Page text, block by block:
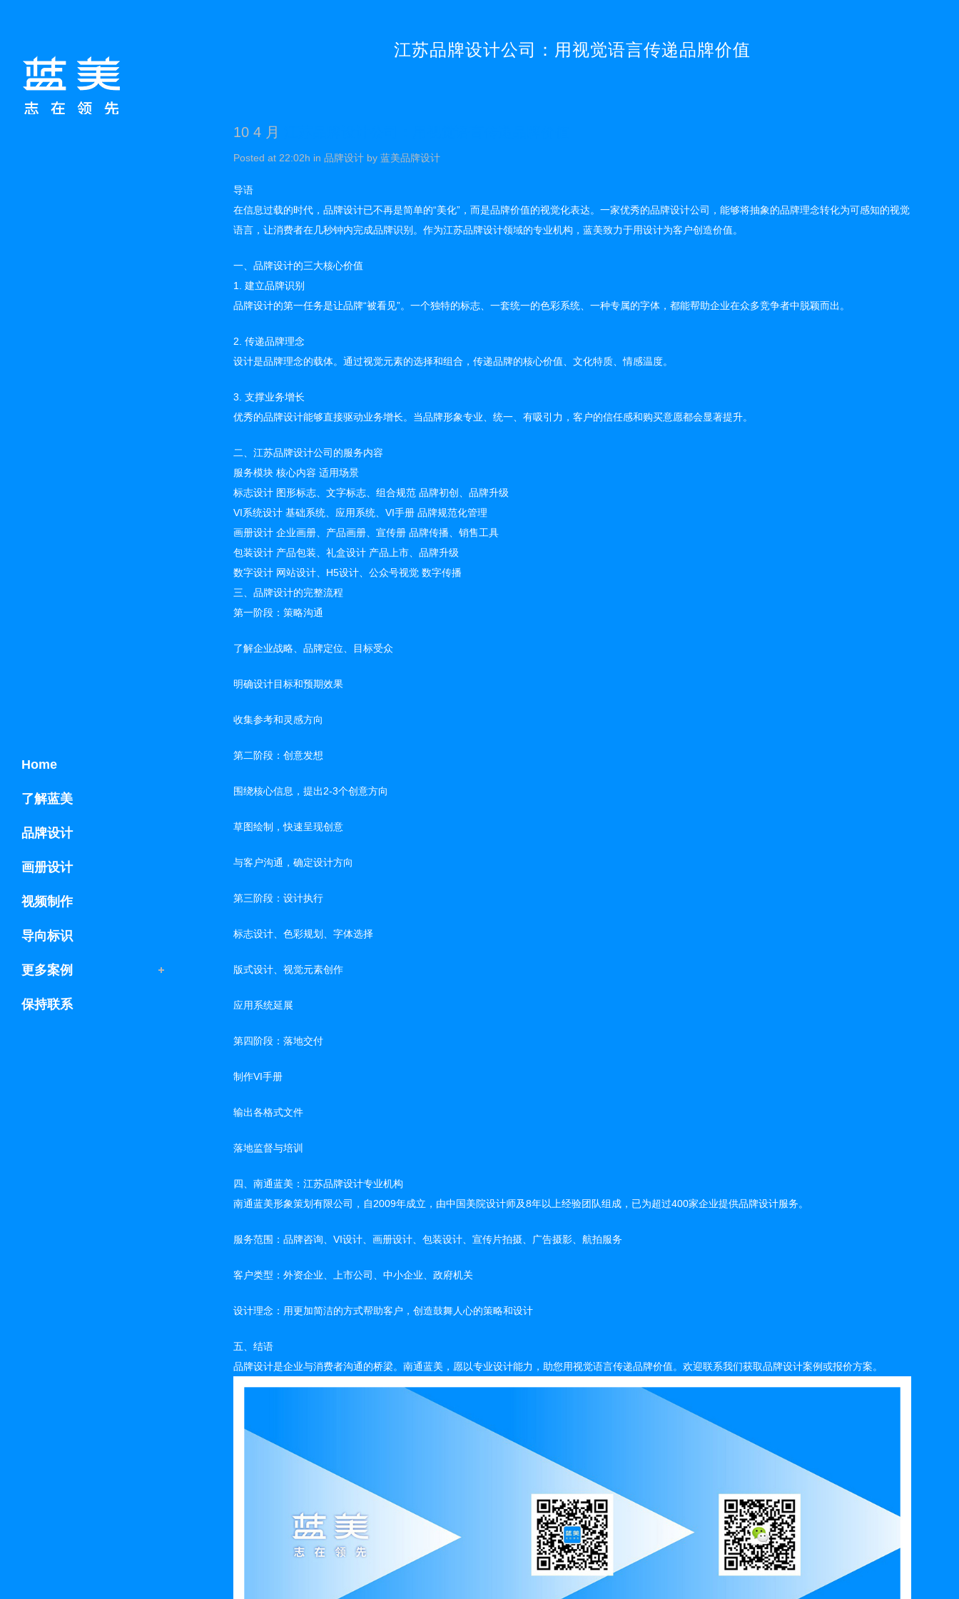
Home
了解蓝美
品牌设计
画册设计
视频制作
导向标识
更多案例
保持联系
江苏品牌设计公司：用视觉语言传递品牌价值
10 4 月
Posted at 22:02h in 品牌设计 by 蓝美品牌设计
导语
在信息过载的时代，品牌设计已不再是简单的“美化”，而是品牌价值的视觉化表达。一家优秀的品牌设计公司，能够将抽象的品牌理念转化为可感知的视觉
语言，让消费者在几秒钟内完成品牌识别。作为江苏品牌设计领域的专业机构，蓝美致力于用设计为客户创造价值。
一、品牌设计的三大核心价值
1. 建立品牌识别
品牌设计的第一任务是让品牌“被看见”。一个独特的标志、一套统一的色彩系统、一种专属的字体，都能帮助企业在众多竞争者中脱颖而出。
2. 传递品牌理念
设计是品牌理念的载体。通过视觉元素的选择和组合，传递品牌的核心价值、文化特质、情感温度。
3. 支撑业务增长
优秀的品牌设计能够直接驱动业务增长。当品牌形象专业、统一、有吸引力，客户的信任感和购买意愿都会显著提升。
二、江苏品牌设计公司的服务内容
服务模块 核心内容 适用场景
标志设计 图形标志、文字标志、组合规范 品牌初创、品牌升级
VI系统设计 基础系统、应用系统、VI手册 品牌规范化管理
画册设计 企业画册、产品画册、宣传册 品牌传播、销售工具
包装设计 产品包装、礼盒设计 产品上市、品牌升级
数字设计 网站设计、H5设计、公众号视觉 数字传播
三、品牌设计的完整流程
第一阶段：策略沟通
了解企业战略、品牌定位、目标受众
明确设计目标和预期效果
收集参考和灵感方向
第二阶段：创意发想
围绕核心信息，提出2-3个创意方向
草图绘制，快速呈现创意
与客户沟通，确定设计方向
第三阶段：设计执行
标志设计、色彩规划、字体选择
版式设计、视觉元素创作
应用系统延展
第四阶段：落地交付
制作VI手册
输出各格式文件
落地监督与培训
四、南通蓝美：江苏品牌设计专业机构
南通蓝美形象策划有限公司，自2009年成立，由中国美院设计师及8年以上经验团队组成，已为超过400家企业提供品牌设计服务。
服务范围：品牌咨询、VI设计、画册设计、包装设计、宣传片拍摄、广告摄影、航拍服务
客户类型：外资企业、上市公司、中小企业、政府机关
设计理念：用更加简洁的方式帮助客户，创造鼓舞人心的策略和设计
五、结语
品牌设计是企业与消费者沟通的桥梁。南通蓝美，愿以专业设计能力，助您用视觉语言传递品牌价值。欢迎联系我们获取品牌设计案例或报价方案。